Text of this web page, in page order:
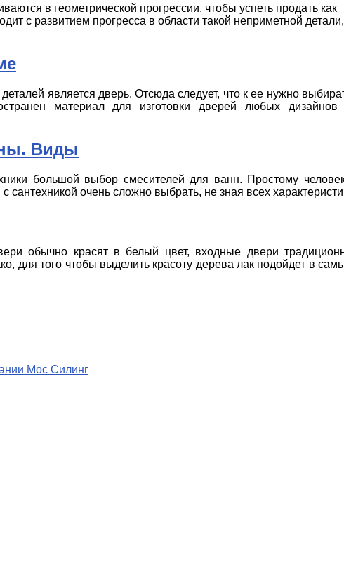
в геометрической прогрессии, чтобы успеть продать как
с развитием прогресса в области такой неприметной детали,
является дверь. Отсюда следует, что к ее нужно
материал для изготовки дверей любых дизайнов
Виды
большой выбор смесителей для ванн. Простому
сантехникой очень сложно выбрать, не зная всех
обычно красят в белый цвет, входные двери
для того чтобы выделить красоту дерева лак подойдет в
Мос Силинг